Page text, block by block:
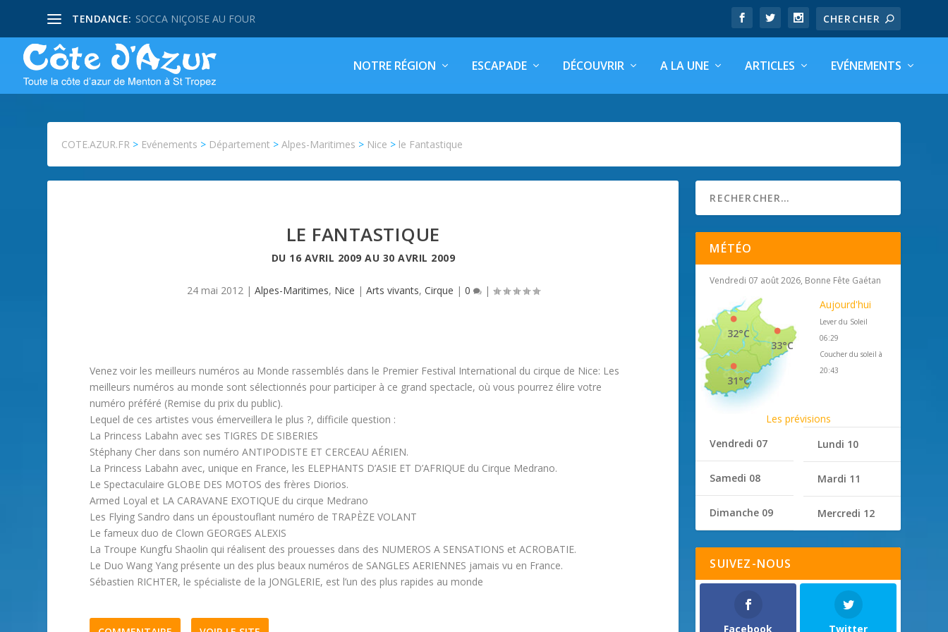
TENDANCE: SOCCA NIÇOISE AU FOUR
NOTRE RÉGION ESCAPADE DÉCOUVRIR A LA UNE ARTICLES EVÉNEMENTS
COTE.AZUR.FR > Evénements > Département >Alpes-Maritimes > Nice > le Fantastique
LE FANTASTIQUE
DU 16 AVRIL 2009 AU 30 AVRIL 2009
24 mai 2012| Alpes-Maritimes, Nice | Arts vivants, Cirque | 0 |
Venez voir les meilleurs numéros au Monde rassemblés dans le Premier Festival International du cirque de Nice: Les
meilleurs numéros au monde sont sélectionnés pour participer à ce grand spectacle, où vous pourrez élire votre
numéro préféré (Remise du prix du public).
Lequel de ces artistes vous émerveillera le plus ?, difficile question :
La Princess Labahn avec ses TIGRES DE SIBERIES
Stéphany Cher dans son numéro ANTIPODISTE ET CERCEAU AÉRIEN.
La Princess Labahn avec, unique en France, les ELEPHANTS D’ASIE ET D’AFRIQUE du Cirque Medrano.
Le Spectaculaire GLOBE DES MOTOS des frères Diorios.
Armed Loyal et LA CARAVANE EXOTIQUE du cirque Medrano
Les Flying Sandro dans un époustouflant numéro de TRAPÈZE VOLANT
Le fameux duo de Clown GEORGES ALEXIS
La Troupe Kungfu Shaolin qui réalisent des prouesses dans des NUMEROS A SENSATIONS et ACROBATIE.
Le Duo Wang Yang présente un des plus beaux numéros de SANGLES AERIENNES jamais vu en France.
Sébastien RICHTER, le spécialiste de la JONGLERIE, est l’un des plus rapides au monde
MÉTÉO
Vendredi 07 août 2026, Bonne Fête Gaétan
33°C
32°C
31°C
Aujourd'hui
Lever du Soleil
06:29
Coucher du soleil à
20:43
Les prévisions
Vendredi 07
Samedi 08
Dimanche 09
Lundi 10
Mardi 11
Mercredi 12
SUIVEZ-NOUS
Facebook Twitter